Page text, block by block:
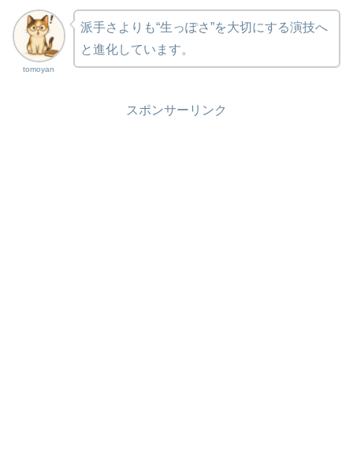
tomoyan
派手さよりも“生っぽさ”を大切にする演技へ
と進化しています。
スポンサーリンク